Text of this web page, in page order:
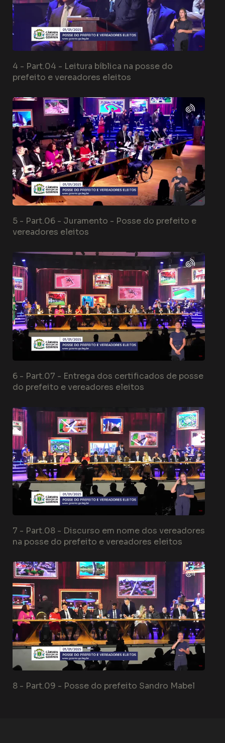
4 - Part.04 - Leitura bíblica na posse do
prefeito e vereadores eleitos
5 - Part.06 - Juramento - Posse do prefeito e
vereadores eleitos
6 - Part.07 - Entrega dos certificados de posse
do prefeito e vereadores eleitos
7 - Part.08 - Discurso em nome dos vereadores
na posse do prefeito e vereadores eleitos
8 - Part.09 - Posse do prefeito Sandro Mabel